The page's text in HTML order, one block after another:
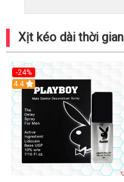
Xịt kéo dài thời gian
-24%
Hot
4.4